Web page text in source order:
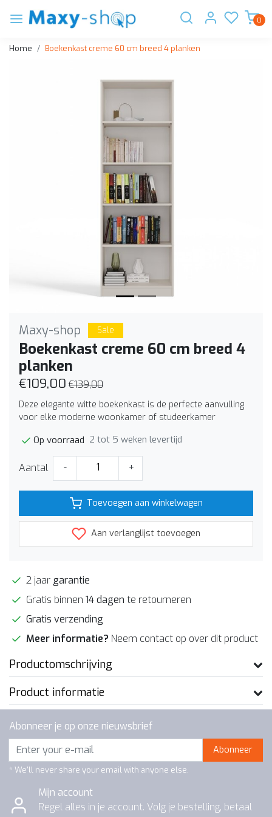
0
Home Boekenkast creme 60 cm breed 4 planken
Maxy-shop Sale
Boekenkast creme 60 cm breed 4
planken
€109,00 €139,00
Deze elegante witte boekenkast is de perfecte aanvulling
voor elke moderne woonkamer of studeerkamer
Op voorraad 2 tot 5 weken levertijd
Aantal - +
Toevoegen aan winkelwagen
Aan verlanglijst toevoegen
2 jaar garantie
Gratis binnen 14 dagen te retourneren
Gratis verzending
Meer informatie? Neem contact op over dit product
Productomschrijving
Product informatie
Abonneer je op onze nieuwsbrief
Abonneer
* We'll never share your email with anyone else.
Mijn account
Regel alles in je account. Volg je bestelling, betaal